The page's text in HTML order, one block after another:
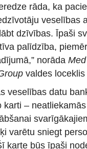
rāda, ka
veselības
dzīvības. Īpaši
palīdzība,
norāda
valdes loceklis
veselības datu
–
varētu sniegt
karte būs īpaši